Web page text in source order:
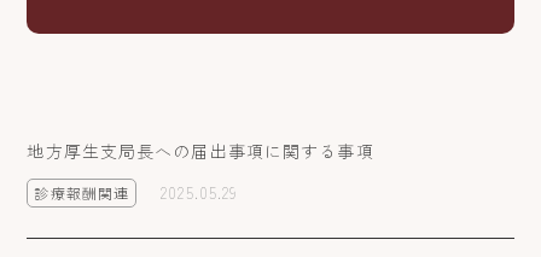
地方厚生支局長への届出事項に関する事項
診療報酬関連 2025.05.29